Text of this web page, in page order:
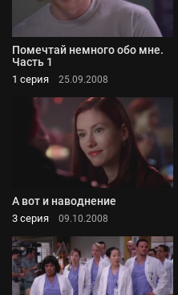
Помечтай немного обо мне.
Часть 1
1 серия 25.09.2008
А вот и наводнение
3 серия 09.10.2008